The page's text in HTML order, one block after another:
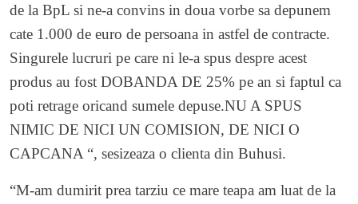
de la BpL si ne-a convins in doua vorbe sa depunem
cate 1.000 de euro de persoana in astfel de contracte.
Singurele lucruri pe care ni le-a spus despre acest
produs au fost DOBANDA DE 25% pe an si faptul ca
poti retrage oricand sumele depuse.NU A SPUS
NIMIC DE NICI UN COMISION, DE NICI O
CAPCANA “, sesizeaza o clienta din Buhusi.
“M-am dumirit prea tarziu ce mare teapa am luat de la